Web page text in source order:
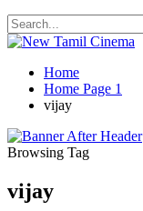
Home
Home Page 1
vijay
Browsing Tag
vijay